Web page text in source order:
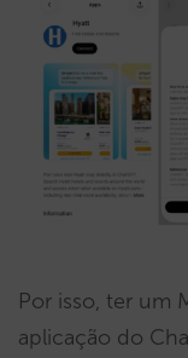
Por isso, ter um
aplicação do